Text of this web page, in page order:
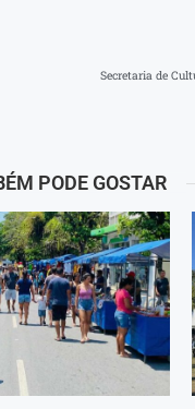
Secretaria de
PODE GOSTAR